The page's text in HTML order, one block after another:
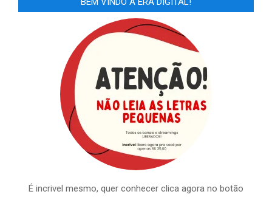
É incrivel mesmo, quer conhecer clica agora no botão